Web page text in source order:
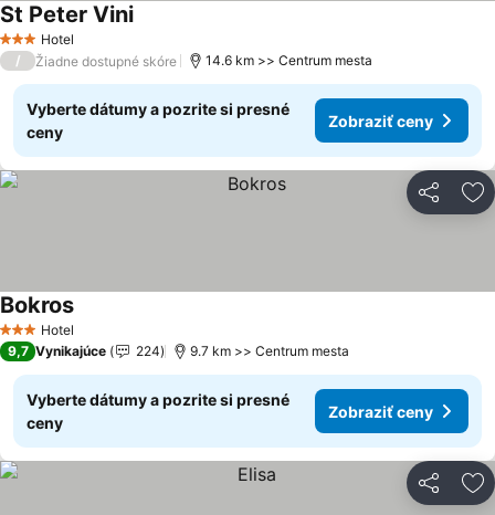
3 Počet hviezdičiek
Hotel
St Peter ViniZobraziť ceny
/ Žiadne dostupné skóre 14.6 km >> Centrum mesta
Vyberte dátumy a pozrite si presné
ceny
Zobraziť ceny
Zdieľať
3 Počet hviezdičiek
Hotel
BokrosZobraziť ceny
9,7 Vynikajúce 224 9.7 km >> Centrum mesta
Vyberte dátumy a pozrite si presné
ceny
Zobraziť ceny
Zdieľať